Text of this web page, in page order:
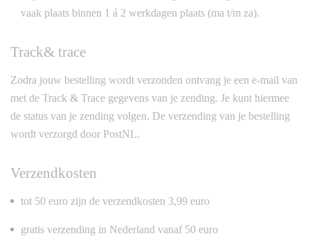
vaak plaats binnen 1 á 2 werkdagen plaats (ma t/m za).
Track& trace
Zodra jouw bestelling wordt verzonden ontvang je een e-mail van
met de Track & Trace gegevens van je zending. Je kunt hiermee
de status van je zending volgen. De verzending van je bestelling
wordt verzorgd door PostNL.
Verzendkosten
tot 50 euro zijn de verzendkosten 3,99 euro
gratis verzending in Nederland vanaf 50 euro